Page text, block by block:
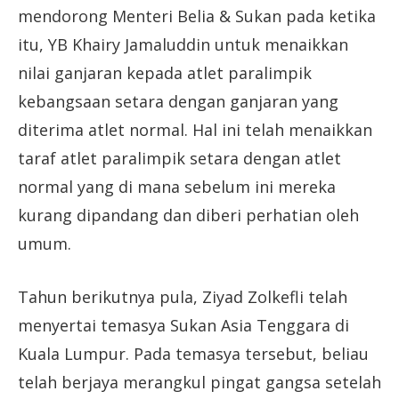
mendorong Menteri Belia & Sukan pada ketika
itu, YB Khairy Jamaluddin untuk menaikkan
nilai ganjaran kepada atlet paralimpik
kebangsaan setara dengan ganjaran yang
diterima atlet normal. Hal ini telah menaikkan
taraf atlet paralimpik setara dengan atlet
normal yang di mana sebelum ini mereka
kurang dipandang dan diberi perhatian oleh
umum.
Tahun berikutnya pula, Ziyad Zolkefli telah
menyertai temasya Sukan Asia Tenggara di
Kuala Lumpur. Pada temasya tersebut, beliau
telah berjaya merangkul pingat gangsa setelah